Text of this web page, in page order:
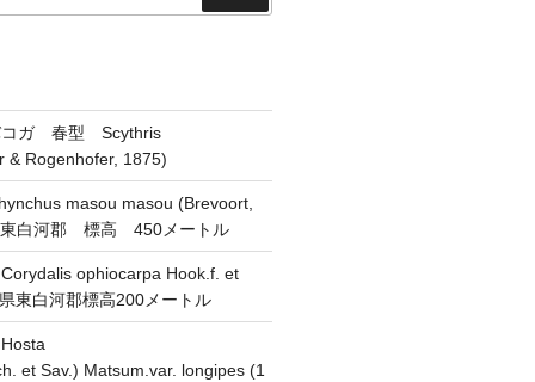
索
コガ 春型 Scythris
& Rogenhofer, 1875)
masou masou (Brevoort,
白河郡 標高 450メートル
ophiocarpa Hook.f. et
東白河郡標高200メートル
et Sav.) Matsum.var. longipes (1